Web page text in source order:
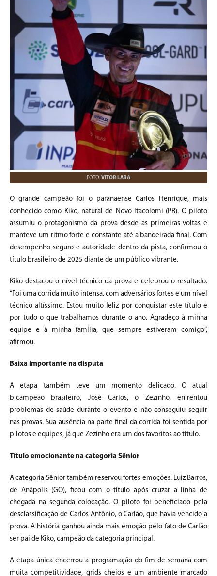
FOTO:VITOR LARA
O grande campeão foi o paranaense Carlos Henrique, mais
conhecido como Kiko, natural de Novo Itacolomi (PR). O piloto
assumiu o protagonismo da prova desde as primeiras voltas e
manteve um ritmo forte e constante até a bandeirada final. Com
desempenho seguro e autoridade dentro da pista, confirmou o
título brasileiro de 2025 diante de um público vibrante.
Kiko destacou o nível técnico da prova e celebrou o resultado.
“Foi uma corrida muito intensa, com adversários fortes e um nível
técnico altíssimo. Estou muito feliz por conquistar este título e
por tudo o que trabalhamos durante o ano. Agradeço à minha
equipe e à minha família, que sempre estiveram comigo”,
afirmou.
Baixa importante na disputa
A etapa também teve um momento delicado. O atual
bicampeão brasileiro, José Carlos, o Zezinho, enfrentou
problemas de saúde durante o evento e não conseguiu seguir
nas provas. Sua ausência na parte final da corrida foi sentida por
pilotos e equipes, já que Zezinho era um dos favoritos ao título.
Título emocionante na categoria Sênior
A categoria Sênior também reservou fortes emoções. Luiz Barros,
de Anápolis (GO), ficou com o título após cruzar a linha de
chegada na segunda colocação. O piloto foi beneficiado pela
desclassificação de Carlos Antônio, o Carlão, que havia vencido a
prova. A história ganhou ainda mais emoção pelo fato de Carlão
ser pai de Kiko, campeão da categoria principal.
A etapa única encerrou a programação do fim de semana com
muita competitividade, grids cheios e um ambiente marcado